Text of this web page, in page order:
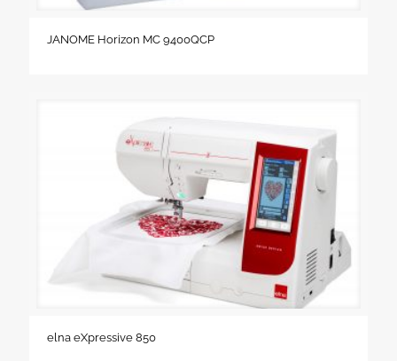
JANOME Horizon MC 9400QCP
elna eXpressive 850